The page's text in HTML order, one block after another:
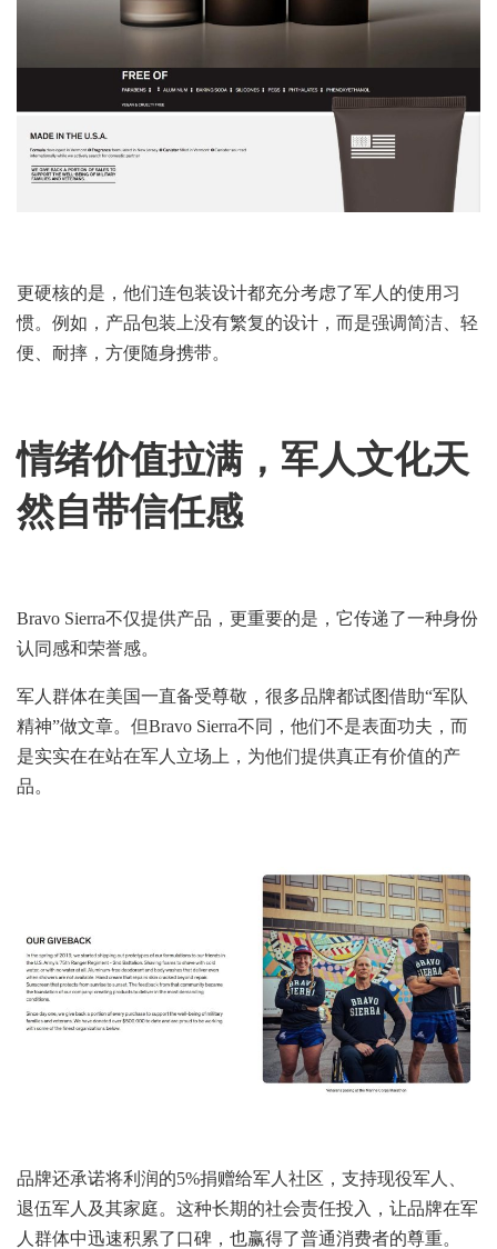
更硬核的是，他们连包装设计都充分考虑了军人的使用习
惯。例如，产品包装上没有繁复的设计，而是强调简洁、轻
便、耐摔，方便随身携带。
情绪价值拉满，军人文化天
然自带信任感
Bravo Sierra不仅提供产品，更重要的是，它传递了一种身份
认同感和荣誉感。
军人群体在美国一直备受尊敬，很多品牌都试图借助“军队
精神”做文章。但Bravo Sierra不同，他们不是表面功夫，而
是实实在在站在军人立场上，为他们提供真正有价值的产
品。
品牌还承诺将利润的5%捐赠给军人社区，支持现役军人、
退伍军人及其家庭。这种长期的社会责任投入，让品牌在军
人群体中迅速积累了口碑，也赢得了普通消费者的尊重。